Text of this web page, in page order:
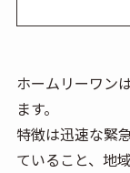
ホームリーワン
ます。
特徴は迅速な緊
ていること、地